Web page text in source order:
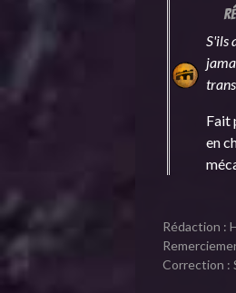
S'ils
Fait
en
Rédaction :
Correction :